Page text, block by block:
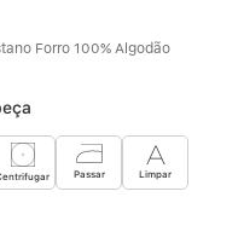
absorve a umidade da pele
podendo resistir a
Forro 100% Algodão
Passar Limpar